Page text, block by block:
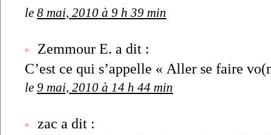
le 8 mai, 2010 à 9 h 39 min
Zemmour E. a dit :
C’est ce qui s’appelle « Aller se faire
le 9 mai, 2010 à 14 h 44 min
zac a dit :